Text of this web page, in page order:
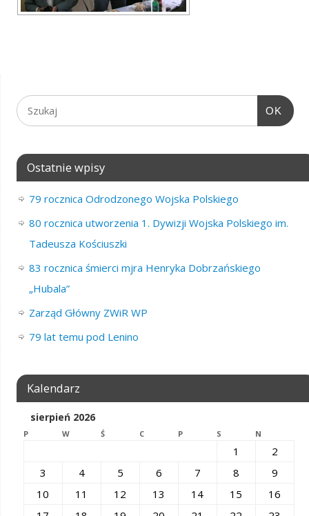
OK
Ostatnie wpisy
79 rocznica Odrodzonego Wojska Polskiego
80 rocznica utworzenia 1. Dywizji Wojska Polskiego im.
Tadeusza Kościuszki
83 rocznica śmierci mjra Henryka Dobrzańskiego
„Hubala”
Zarząd Główny ZWiR WP
79 lat temu pod Lenino
Kalendarz
sierpień 2026
P W Ś C P S N
1
2
3
4 5 6 7 8
9
10
11 12 13 14 15
16